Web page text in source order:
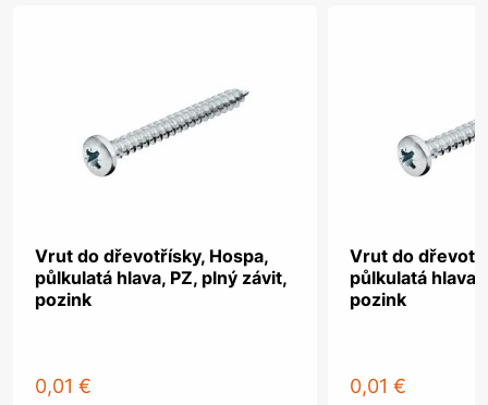
Vrut do dřevotřísky, Hospa,
půlkulatá hlava, PZ, plný závit,
pozink
0,01 €
Vrut do
půlkulatá hlava,
pozink
0,01 €